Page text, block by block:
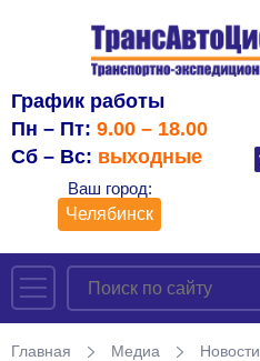
График работы
Пн – Пт: 9.00 – 18.00
Сб – Вс: выходные
Ваш город:
Челябинск
Главная Медиа Новости